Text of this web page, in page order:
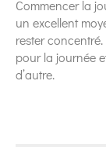
Commencer la
un excellent
rester
pour la journée
d’autre.